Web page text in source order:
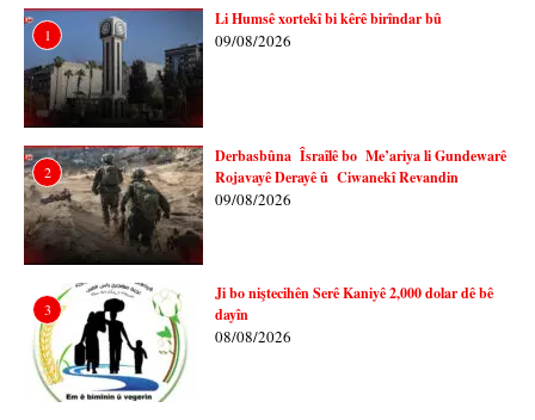
1
Li Humsê xortekî bi kêrê birîndar bû
09/08/2026
2
Derbasbûna Îsraîlê bo Me’ariya li Gundewarê
Rojavayê Derayê û Ciwanekî Revandin
09/08/2026
3
Ji bo niştecihên Serê Kaniyê 2,000 dolar dê bê
dayîn
08/08/2026